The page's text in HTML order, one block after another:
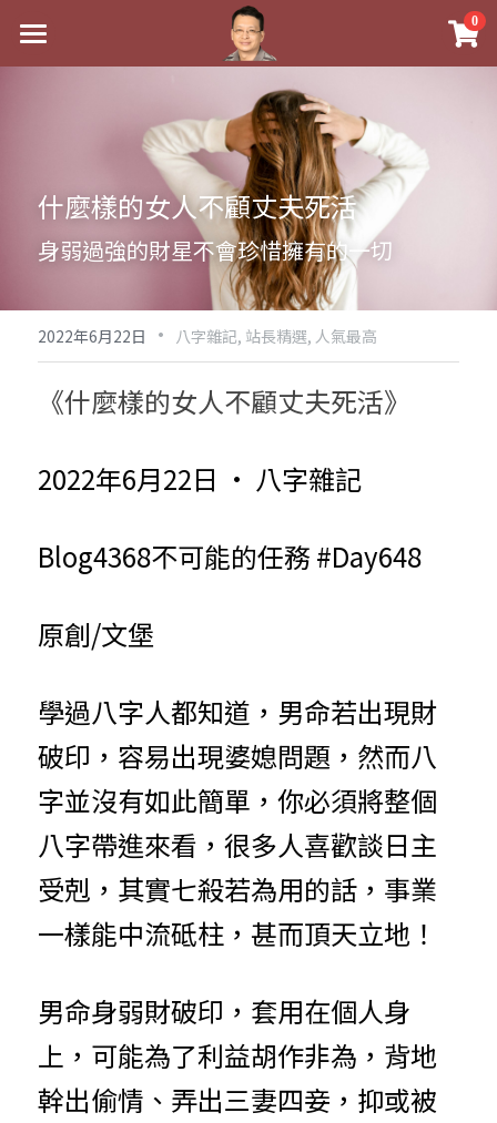
0
最新消息
後天派陽宅
黃金會員專區
八字雜記
人氣最高
好書推廌
試閱專區
Podcast聽書
八字視頻
自我挑戰
線上學苑
八字初階班2
八字進階班
八字高階班
五人實戰班
五行計算初階班
五行計算高階班
團隊訓練營
八字完整班
《十神高階實戰錄》完整典藏版
八字批命
小兒命名
我的著作
科學八字推理1
科學八字推理3
科學八字輕鬆學
輕鬆學會科學八字推理
與我預約
上課預約
常見問題
FB粉絲頁
搜索
繁體中文
繁體中文
0938617837
support@p8zicourse.com
五行八字線上班
什麼樣的女人不顧丈夫死活
身弱過強的財星不會珍惜擁有的一切
2022年6月22日 · 八字雜記, 站長精選, 人氣最高
《什麼樣的女人不顧丈夫死活》
2022年6月22日 · 八字雜記
Blog4368不可能的任務 #Day648
原創/文堡
學過八字人都知道，男命若出現財
破印，容易出現婆媳問題，然而八
字並沒有如此簡單，你必須將整個
八字帶進來看，很多人喜歡談日主
受剋，其實七殺若為用的話，事業
一樣能中流砥柱，甚而頂天立地！
男命身弱財破印，套用在個人身
上，可能為了利益胡作非為，背地
幹出偷情、弄出三妻四妾，抑或被
×
商品分類
科學八字推理PDF
《十神高階實戰錄》完整典藏版
八字線上批命